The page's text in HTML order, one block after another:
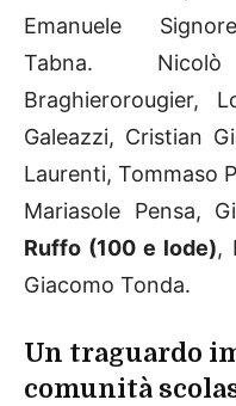
Emanuele
Tabna.
Braghierorougier,
Galeazzi, Cristian
Laurenti, Tommaso
Mariasole Pensa,
Ruffo (100 e lode),
Giacomo Tonda.
Un traguardo
comunità